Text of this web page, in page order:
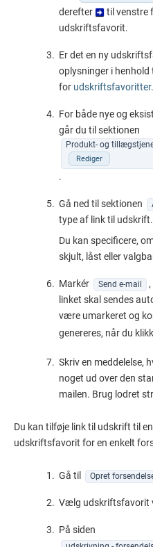
derefter
til venstre
udskriftsfavorit.
Er det en ny
oplysninger i
for udskriftsfavoritter.
For både nye og
går du til sektionen
Produkt- og
Rediger
.
Gå ned til sektionen
type af link til udskrift.
Du kan specificere,
skjult, låst eller
Markér Send e-mail
linket skal sendes
være umarkeret og
genereres, når du
Skriv en meddelelse,
noget ud over den
mailen. Brug lodret
Du kan tilføje link til udskrift til
udskriftsfavorit for en enkelt
Gå til Opret
Vælg udskriftsfavorit
På siden